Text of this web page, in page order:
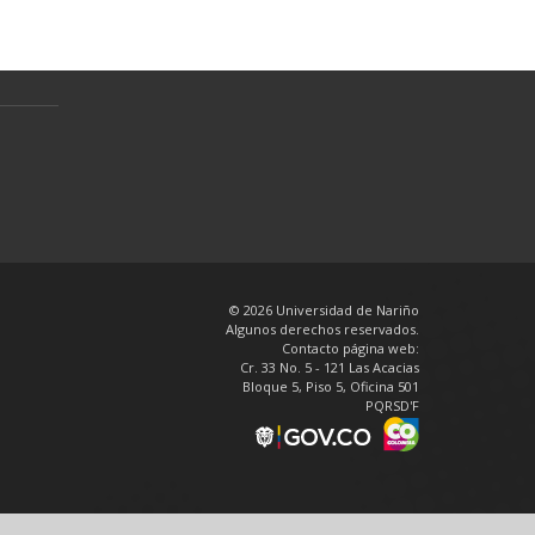
© 2026 Universidad de Nariño
Algunos derechos reservados.
Contacto página web:
Cr. 33 No. 5 - 121 Las Acacias
Bloque 5, Piso 5, Oficina 501
PQRSD'F